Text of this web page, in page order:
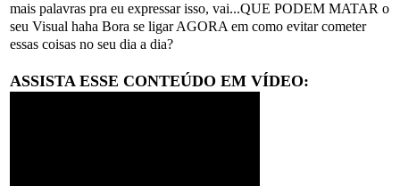
mais palavras pra eu expressar isso, vai...QUE PODEM MATAR o
seu Visual haha Bora se ligar AGORA em como evitar cometer
essas coisas no seu dia a dia?
ASSISTA ESSE CONTEÚDO EM VÍDEO: